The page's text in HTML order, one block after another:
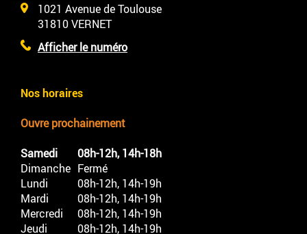
1021 Avenue de Toulouse
31810VERNET
Afficher le numéro
Nos horaires
Ouvre prochainement
Samedi
08h-12h, 14h-18h
Dimanche Fermé
Lundi
08h-12h, 14h-19h
Mardi
08h-12h, 14h-19h
Mercredi
08h-12h, 14h-19h
Jeudi
08h-12h, 14h-19h